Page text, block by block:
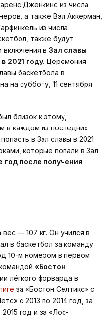
Дженкинс из числа
а также Вэл Аккерман,
из числа
также будут
включения в Зал славы
2021 году. Церемония
баскетбола в
на субботу, 11 сентября
близок к этому,
в каждом из последних
в Зал славы в 2021
которые попали в Зал
год после получения
— 107 кг. Он учился в
в баскетбол за команду
10-м номером в первом
«Бостон
лёгкого форварда в
за «Бостон Селтикс» с
с 2013 по 2014 год, за
год и за «Лос-